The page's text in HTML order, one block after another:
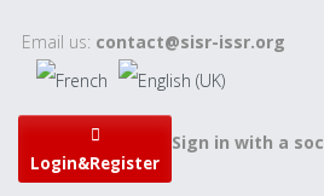
Email us: contact@sisr-issr.org
Login&Register
Sign in with a